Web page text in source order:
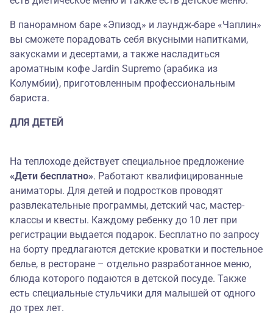
В панорамном баре «Эпизод» и лаундж-баре «Чаплин»
вы сможете порадовать себя вкусными напитками,
закусками и десертами, а также насладиться
ароматным кофе Jardin Supremo (арабика из
Колумбии), приготовленным профессиональным
бариста.
ДЛЯ ДЕТЕЙ
На теплоходе действует специальное предложение
«Дети бесплатно». Работают квалифицированные
аниматоры. Для детей и подростков проводят
развлекательные программы, детский час, мастер-
классы и квесты. Каждому ребенку до 10 лет при
регистрации выдается подарок. Бесплатно по запросу
на борту предлагаются детские кроватки и постельное
белье, в ресторане – отдельно разработанное меню,
блюда которого подаются в детской посуде. Также
есть специальные стульчики для малышей от одного
до трех лет.